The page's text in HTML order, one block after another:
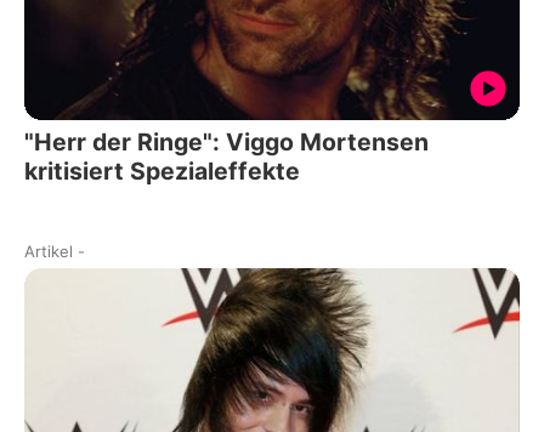
"Herr der Ringe": Viggo Mortensen
kritisiert Spezialeffekte
Artikel -